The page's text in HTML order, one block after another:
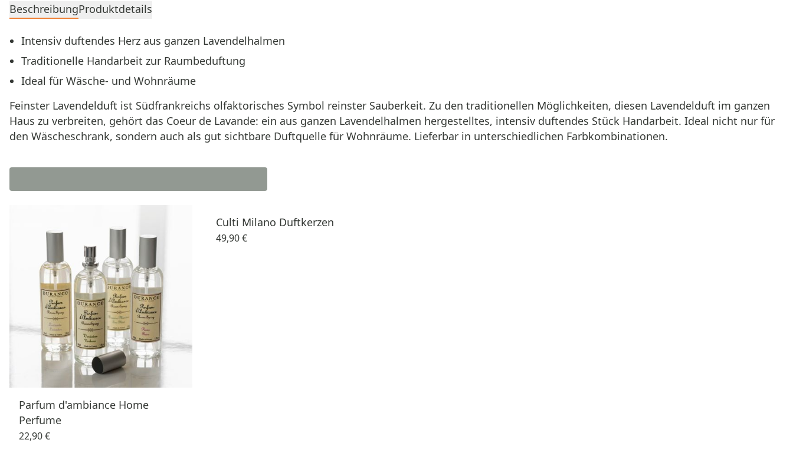
BeschreibungProduktdetails
Intensiv duftendes Herz aus ganzen Lavendelhalmen
Traditionelle Handarbeit zur Raumbeduftung
Ideal für Wäsche‑ und Wohnräume
Feinster Lavendelduft ist Südfrankreichs olfaktorisches Symbol reinster Sauberkeit. Zu den traditionellen Möglichkeiten, diesen Lavendelduft im ganzen
Haus zu verbreiten, gehört das Coeur de Lavande: ein aus ganzen Lavendelhalmen hergestelltes, intensiv duftendes Stück Handarbeit. Ideal nicht nur für
den Wäscheschrank, sondern auch als gut sichtbare Duftquelle für Wohnräume. Lieferbar in unterschiedlichen Farbkombinationen.
Parfum d'ambiance Home
Perfume
22,90 €
Culti Milano Duftkerzen
49,90 €